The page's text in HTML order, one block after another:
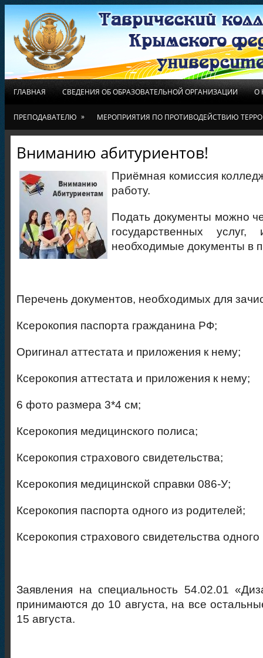
ГЛАВНАЯ СВЕДЕНИЯ ОБ ОБРАЗОВАТЕЛЬНОЙ ОРГАНИЗАЦИИ О
ПРЕПОДАВАТЕЛЮ » МЕРОПРИЯТИЯ ПО ПРОТИВОДЕЙСТВИЮ
Вниманию абитуриентов!
Приёмная комиссия
работу.
Подать документы можно
государственных
необходимые документы в
Перечень документов, необходимых для
Ксерокопия паспорта гражданина РФ;
Оригинал аттестата и приложения к нему;
Ксерокопия аттестата и приложения к нему;
6 фото размера 3*4 см;
Ксерокопия медицинского полиса;
Ксерокопия страхового свидетельства;
Ксерокопия медицинской справки 086-У;
Ксерокопия паспорта одного из родителей;
Ксерокопия страхового свидетельства
Заявления на специальность 54.02.01
принимаются до 10 августа, на все
15 августа.